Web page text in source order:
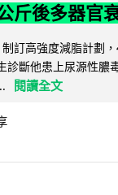
斤後多器官
訂高強度減脂計劃
診斷他患上尿源性膿
閱讀全文